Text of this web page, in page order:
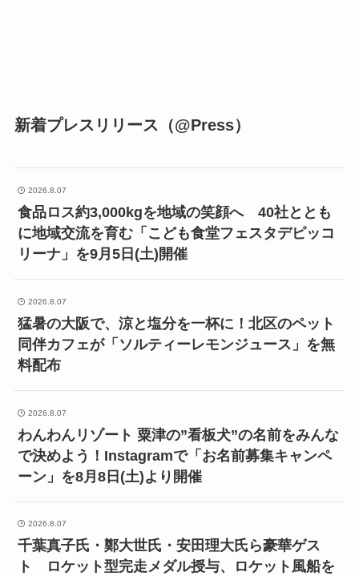
新着プレスリリース（@Press）
2026.8.07
食品ロス約3,000kgを地域の笑顔へ 40社ととも
に地域交流を育む「こども食堂フェスタデピッコ
リーナ」を9月5日(土)開催
2026.8.07
猛暑の大阪で、涼と塩分を一杯に！北区のペット
同伴カフェが「ソルティーレモンジュース」を無
料配布
2026.8.07
わんわんリゾート 粟津の”看板犬”の名前をみんな
で決めよう！Instagramで「お名前募集キャンペ
ーン」を8月8日(土)より開催
2026.8.07
千葉真子氏・鄭大世氏・安田理大氏ら豪華ゲス
ト ロケット型完走メダル授与、ロケット風船を